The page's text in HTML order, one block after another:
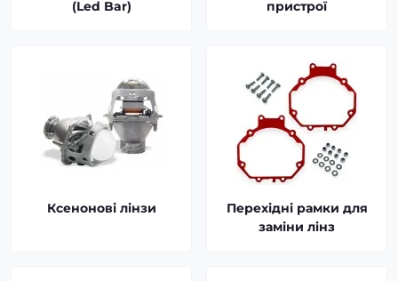
(Led Bar)
пристрої
Ксенонові лінзи
Перехідні рамки для
заміни лінз